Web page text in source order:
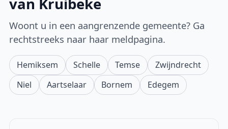
van Kruibeke
Woont u in een aangrenzende gemeente? Ga
rechtstreeks naar haar meldpagina.
Hemiksem Schelle Temse
Zwijndrecht
Niel
Aartselaar Bornem Edegem